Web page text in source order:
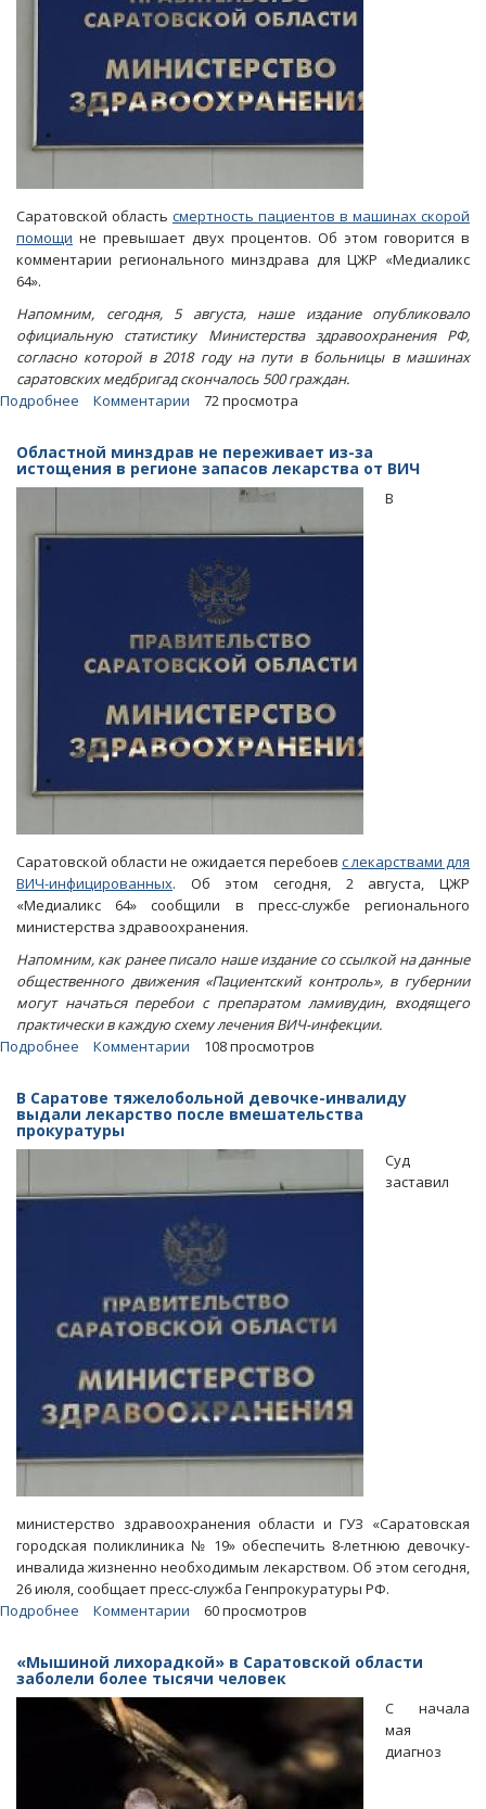
Саратовской область смертность пациентов в машинах скорой
помощи не превышает двух процентов. Об этом говорится в
комментарии регионального минздрава для ЦЖР «Медиаликс
64».
Напомним, сегодня, 5 августа, наше издание опубликовало
официальную статистику Министерства здравоохранения РФ,
согласно которой в 2018 году на пути в больницы в машинах
саратовских медбригад скончалось 500 граждан.
Подробнее
смертность
пациентов
в
областной
Комментарии 72 просмотра
Областной минздрав не переживает из-за
истощения в регионе запасов лекарства от ВИЧ
В
Саратовской области не ожидается перебоев с лекарствами для
ВИЧ-инфицированных. Об этом сегодня, 2 августа, ЦЖР
«Медиаликс 64» сообщили в пресс-службе регионального
министерства здравоохранения.
Напомним, как ранее писало наше издание со ссылкой на данные
общественного движения «Пациентский контроль», в губернии
могут начаться перебои с препаратом ламивудин, входящего
практически в каждую схему лечения ВИЧ-инфекции.
Подробнее
не
переживает
из-
истощения
ВИЧ
Комментарии 108 просмотров
В Саратове тяжелобольной девочке-инвалиду
выдали лекарство после вмешательства
прокуратуры
Суд
заставил
министерство здравоохранения области и ГУЗ «Саратовская
городская поликлиника № 19» обеспечить 8-летнюю девочку-
инвалида жизненно необходимым лекарством. Об этом сегодня,
26 июля, сообщает пресс-служба Генпрокуратуры РФ.
Подробнее
Саратове
тяжелобольной
девочке-
инвалиду
выдали
лекарство
Комментарии 60 просмотров
«Мышиной лихорадкой» в Саратовской области
заболели более тысячи человек
С начала
мая
диагноз